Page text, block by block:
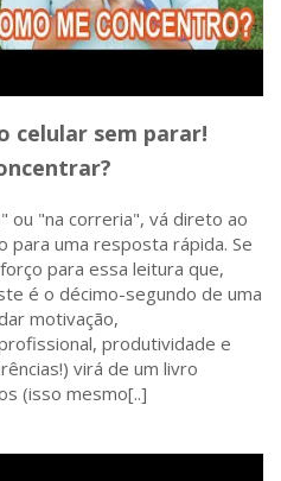
celular sem parar!
ou "na correria", vá direto ao
uma resposta rápida. Se
para essa leitura que,
é o décimo-segundo de uma
motivação,
produtividade e
virá de um livro
(isso mesmo[..]